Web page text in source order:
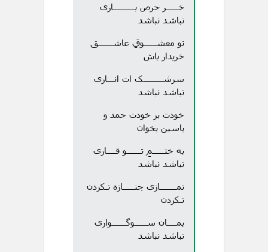
خـــــر حرص بـــــــــاری
نباشد نباشد
تو معشـــــوقِ عاشــــــق
خریدار باش
سرشــــــــک ات انـــاری
نباشد نباشد
خودت بر خودت حمد و
یاسین بخوان
به ختـــــمِ تــــــو قــــاری
نباشد نباشد
نمـــــــازی جنـــــازه نـکردن
نـکردن
بمــــان ســـــوگــــــواری
نباشد نباشد